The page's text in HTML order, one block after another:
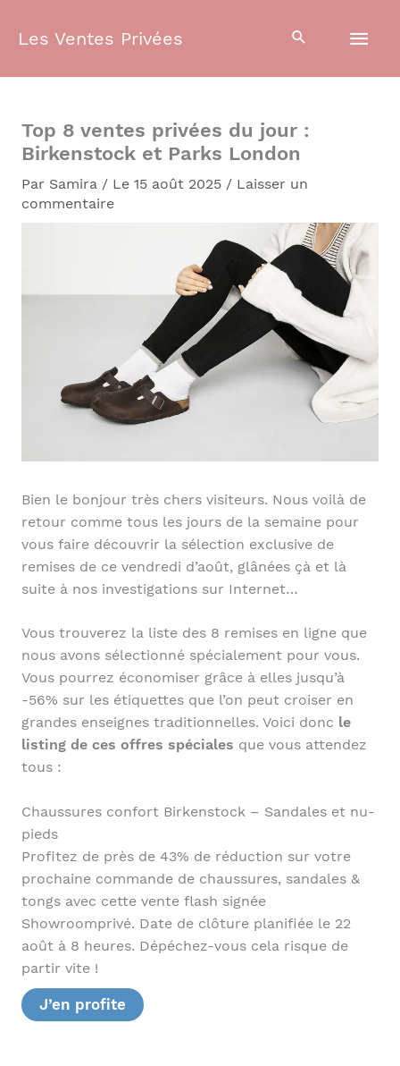
Les Ventes Privées
Top 8 ventes privées du jour :
Birkenstock et Parks London
Par Samira / Le 15 août 2025 / Laisser un
commentaire
Bien le bonjour très chers visiteurs. Nous voilà de
retour comme tous les jours de la semaine pour
vous faire découvrir la sélection exclusive de
remises de ce vendredi d’août, glânées çà et là
suite à nos investigations sur Internet…
Vous trouverez la liste des 8 remises en ligne que
nous avons sélectionné spécialement pour vous.
Vous pourrez économiser grâce à elles jusqu’à
-56% sur les étiquettes que l’on peut croiser en
grandes enseignes traditionnelles. Voici donc le
listing de ces offres spéciales que vous attendez
tous :
Chaussures confort Birkenstock – Sandales et nu-
pieds
Profitez de près de 43% de réduction sur votre
prochaine commande de chaussures, sandales &
tongs avec cette vente flash signée
Showroomprivé. Date de clôture planifiée le 22
août à 8 heures. Dépéchez-vous cela risque de
partir vite !
J’en profite